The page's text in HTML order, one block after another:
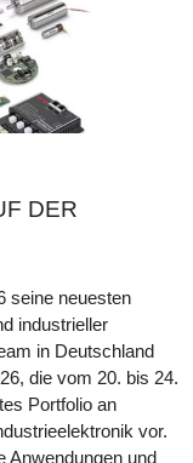
DER
seine neuesten
industrieller
in Deutschland
die vom 20. bis 24.
Portfolio an
vor.
Anwendungen und